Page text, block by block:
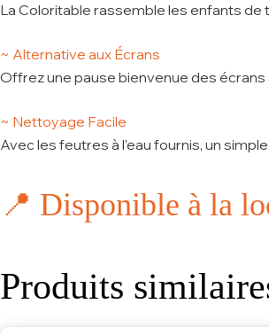
La Coloritable rassemble les enfants
~ Alternative aux Écrans
Offrez une pause bienvenue des
~ Nettoyage Facile
Avec les feutres à l’eau fournis, un
📍 Disponible à la
Produits